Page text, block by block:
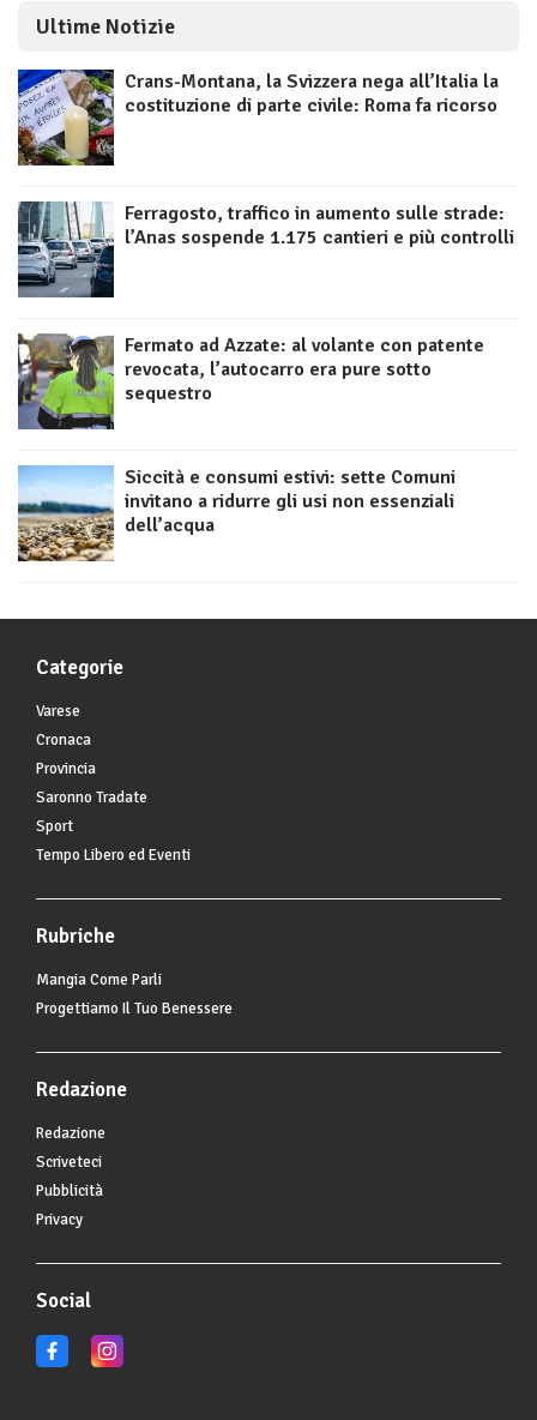
Ultime Notizie
Crans-Montana, la Svizzera nega all’Italia la
costituzione di parte civile: Roma fa ricorso
Ferragosto, traffico in aumento sulle strade:
l’Anas sospende 1.175 cantieri e più controlli
Fermato ad Azzate: al volante con patente
revocata, l’autocarro era pure sotto
sequestro
Siccità e consumi estivi: sette Comuni
invitano a ridurre gli usi non essenziali
dell’acqua
Categorie
Varese
Cronaca
Provincia
Saronno Tradate
Sport
Tempo Libero ed Eventi
Rubriche
Mangia Come Parli
Progettiamo Il Tuo Benessere
Redazione
Redazione
Scriveteci
Pubblicità
Privacy
Social